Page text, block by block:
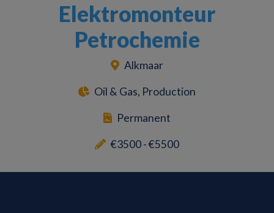
Elektromonteur
Petrochemie
Alkmaar
Oil & Gas, Production
Permanent
€3500 - €5500